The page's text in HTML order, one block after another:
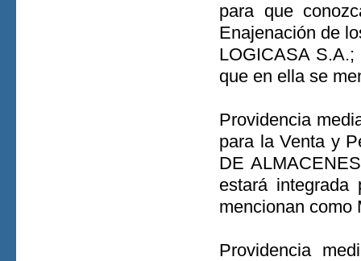
para que
Enajenación de
LOGICASA
que en ella se
Providencia
para la Venta y
DE
estará
mencionan como
Providencia